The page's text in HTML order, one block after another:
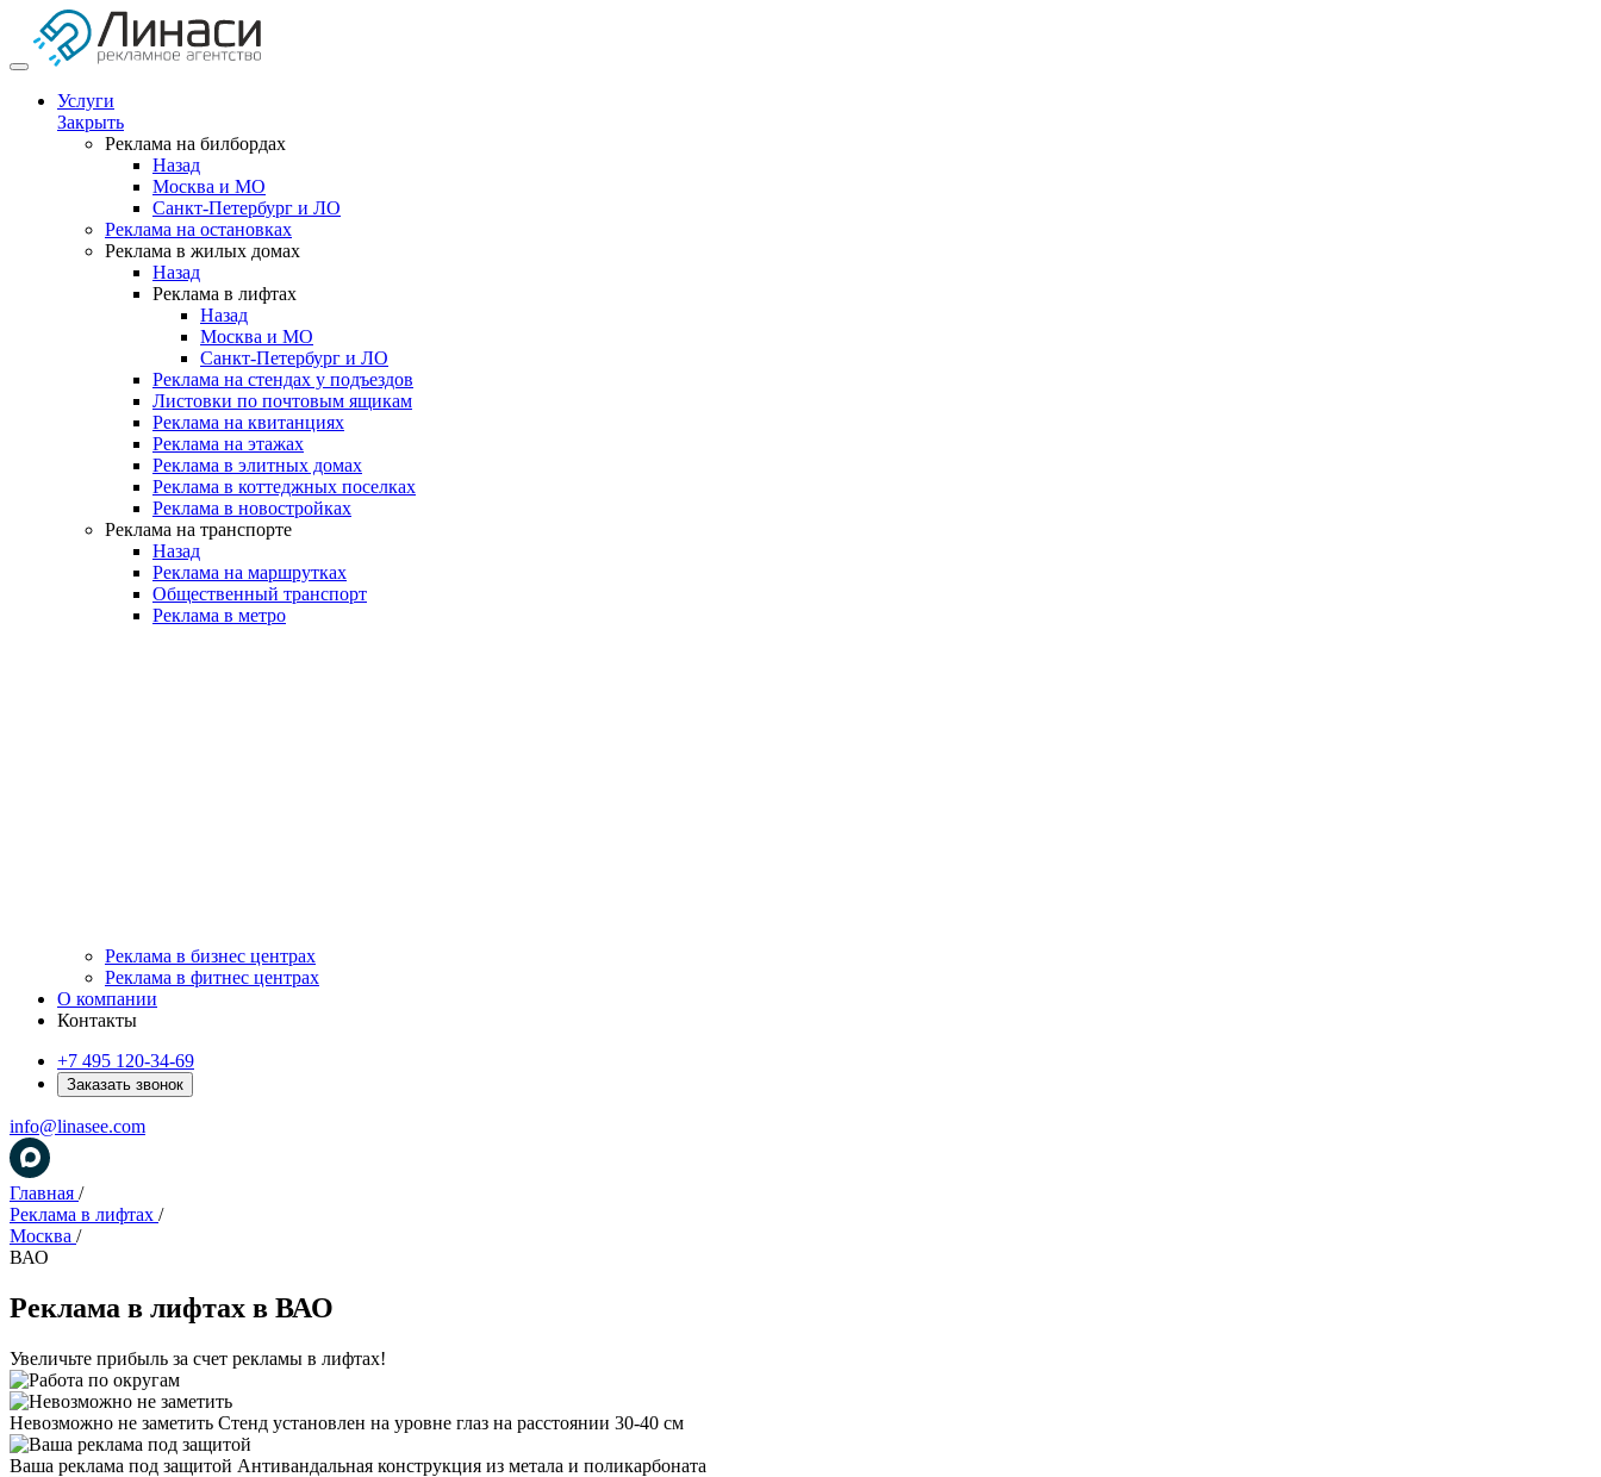
Услуги
Закрыть
Реклама на билбордах
Назад
Москва и МО
Санкт-Петербург и ЛО
Реклама на остановках
Реклама в жилых домах
Назад
Реклама в лифтах
Назад
Москва и МО
Санкт-Петербург и ЛО
Реклама на стендах у подъездов
Листовки по почтовым ящикам
Реклама на квитанциях
Реклама на этажах
Реклама в элитных домах
Реклама в коттеджных поселках
Реклама в новостройках
Реклама на транспорте
Назад
Реклама на маршрутках
Общественный транспорт
Реклама в метро
Реклама в бизнес центрах
Реклама в фитнес центрах
О компании
Контакты
+7 495 120-34-69
Заказать звонок
info@linasee.com
Главная /
Реклама в лифтах /
Москва /
ВАО
Реклама в лифтах в ВАО
Увеличьте прибыль за счет рекламы в лифтах!
Невозможно не заметить Стенд установлен на уровне глаз на расстоянии 30-40 см
Ваша реклама под защитой Антивандальная конструкция из метала и поликарбоната